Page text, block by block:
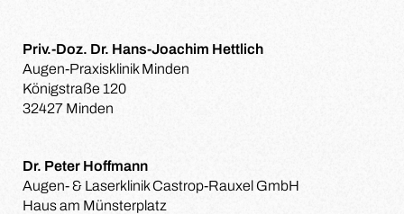
Priv.-Doz. Dr. Hans-Joachim Hettlich
Augen-Praxisklinik Minden
Königstraße 120
32427 Minden
Dr. Peter Hoffmann
Augen- & Laserklinik Castrop-Rauxel GmbH
Haus am Münsterplatz